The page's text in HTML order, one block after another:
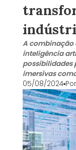
A combinação
inteligência
possibilidades
imersivas
05/08/2024 Por